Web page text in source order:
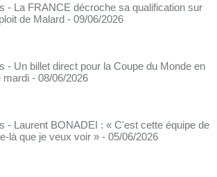
- La FRANCE décroche sa qualification sur
de Malard - 09/06/2026
- Un billet direct pour la Coupe du Monde en
mardi - 08/06/2026
- Laurent BONADEI : « C'est cette équipe de
là que je veux voir » - 05/06/2026